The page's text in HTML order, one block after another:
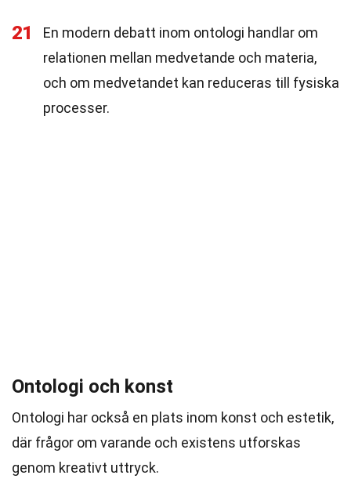
21
En modern debatt inom ontologi handlar om
relationen mellan medvetande och materia,
och om medvetandet kan reduceras till fysiska
processer.
Ontologi och konst
Ontologi har också en plats inom konst och estetik,
där frågor om varande och existens utforskas
genom kreativt uttryck.